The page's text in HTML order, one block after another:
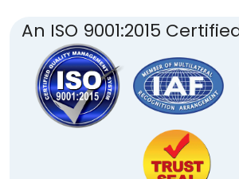
An ISO 9001:2015